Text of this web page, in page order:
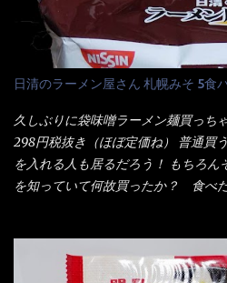
(Na)、増粘多糖類、レシチン、酸化
色素、香料、ベニコウジ色素、ビタ
抽出物、(一部にえび・小麦・そば・
いも・ゼラチンを含む) 材料から見
入っている！ あの半円形のヤツね
さば！？ さばって鯖か？？ サバ
比較 緑のたぬき ...
レーもな！ 今回、カップヌードル
さレベルが記載されている。 それ
位の辛さと云っている訳だ。 昨年モ
も経つと記憶の彼方に・・・いや歳
のではない。 記憶に残るだけのイ
云う事（当時） 開封すると・・・
ップヌードルは基本蓋開けて、熱湯
デビュー時からの最大のポイント
部カップの中でカオス状態。 これ
りました～ 熱湯によりカップ内に
ている～ 隣に用意したのが、ホワ
日清のラーメン屋さん 札幌みそ 5
久しぶりに袋味噌ラーメン麺買っ
298円税抜き（ほぼ定価ね） 普通買
を入れる人も居るだろう！ もちろん
を知っていて何故買ったか？ 食べ
てみないといけないじゃん！（知る
は食べた事あるのよ！でもここ数年